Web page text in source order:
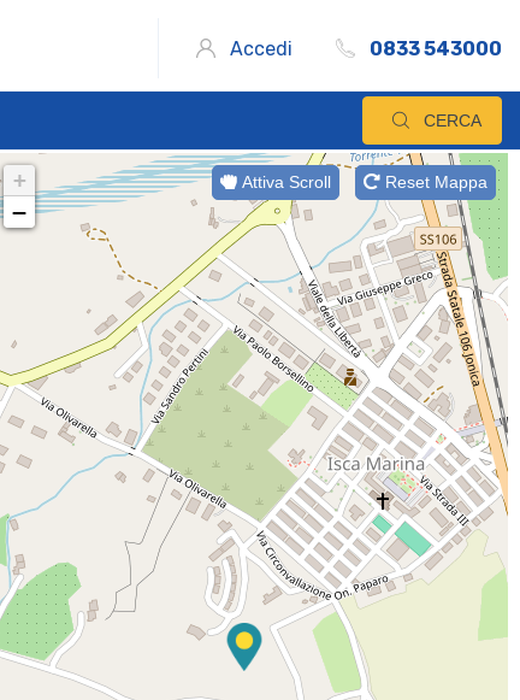
Accedi 0833 543000
CERCA
Attiva Scroll Reset Mappa
+
−